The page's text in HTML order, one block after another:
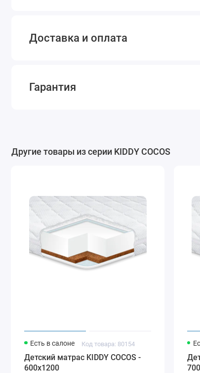
Доставка и оплата
Гарантия
Другие товары из серии KIDDY COCOS
Есть в салоне Код товара: 80154
Детский матрас KIDDY COCOS -
600х1200